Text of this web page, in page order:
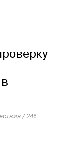
/ 246